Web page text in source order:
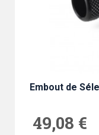
Embout de
49,08 €